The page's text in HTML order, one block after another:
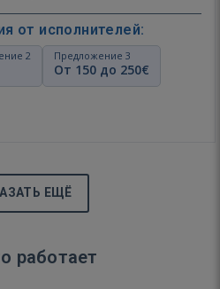
от исполнителей:
2 Предложение 3
От 150 до 250€
ЕЩЁ
работает